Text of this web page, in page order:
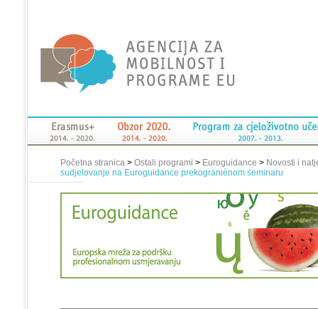
Početna stranica > Ostali programi > Euroguidance > Novosti i
sudjelovanje na Euroguidance prekograniènom seminaru